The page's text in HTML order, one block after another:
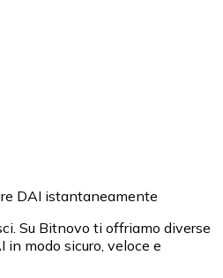
DAI istantaneamente
Su Bitnovo ti offriamo diverse
in modo sicuro, veloce e